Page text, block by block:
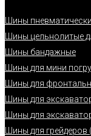
Шины
Шины цельнолитые
Шины бандажные
Шины для мини
Шины для
Шины для
Шины для
Шины для грейдеров